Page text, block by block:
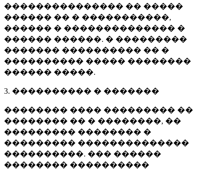
��������������� �� �����
������ �� � �����������,
������ � �������������� �
������ ������. � ���������
������� ���������� �� �
���������� ����� ��������
������ �����.
3. ���������� � �������
�������� ���� ��������� ��
�������� �� � ��������, ��
��������� �������� �
��������� ��������������
����������. ��� ������
�������� ����������